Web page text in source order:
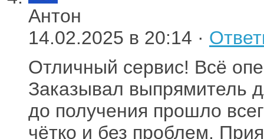
Антон
14.02.2025 в 20:14 ·
Отличный сервис! Всё
Заказывал выпрямитель
до получения прошло
чётко и без проблем.